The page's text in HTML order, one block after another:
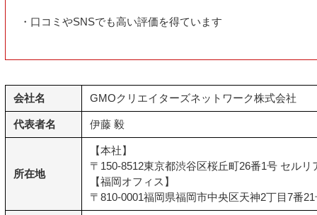
・口コミやSNSでも高い評価を得ています
会社名 GMOクリエイターズネットワーク株式会社
代表者名 伊藤 毅
所在地
【本社】
〒150-8512東京都渋谷区桜丘町26番1号 セルリ
【福岡オフィス】
〒810-0001福岡県福岡市中央区天神2丁目7番